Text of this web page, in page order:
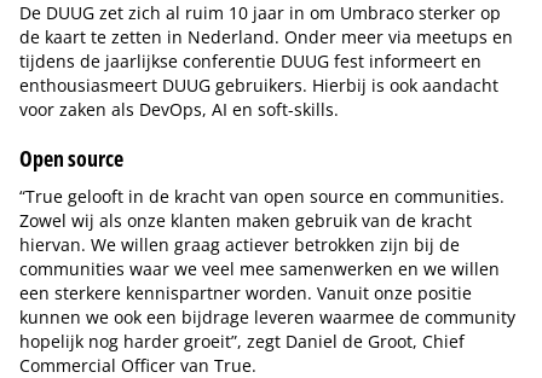
De DUUG zet zich al ruim 10 jaar in om Umbraco sterker op
de kaart te zetten in Nederland. Onder meer via meetups en
tijdens de jaarlijkse conferentie DUUG fest informeert en
enthousiasmeert DUUG gebruikers. Hierbij is ook aandacht
voor zaken als DevOps, AI en soft-skills.
Open source
“True gelooft in de kracht van open source en communities.
Zowel wij als onze klanten maken gebruik van de kracht
hiervan. We willen graag actiever betrokken zijn bij de
communities waar we veel mee samenwerken en we willen
een sterkere kennispartner worden. Vanuit onze positie
kunnen we ook een bijdrage leveren waarmee de community
hopelijk nog harder groeit”, zegt Daniel de Groot, Chief
Commercial Officer van True.